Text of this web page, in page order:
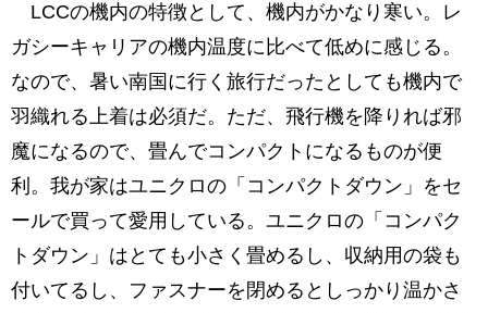
LCCの機内の特徴として、機内がかなり寒い。レ
ガシーキャリアの機内温度に比べて低めに感じる。
なので、暑い南国に行く旅行だったとしても機内で
羽織れる上着は必須だ。ただ、飛行機を降りれば邪
魔になるので、畳んでコンパクトになるものが便
利。我が家はユニクロの「コンパクトダウン」をセ
ールで買って愛用している。ユニクロの「コンパク
トダウン」はとても小さく畳めるし、収納用の袋も
付いてるし、ファスナーを閉めるとしっかり温かさ